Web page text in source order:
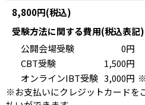
8,800円(税込)
受験方法に関する費用(税込表記)
公開会場受験
0円
CBT受験
1,500円
オンラインIBT受験 3,000円 ※
※お支払いにクレジットカードを